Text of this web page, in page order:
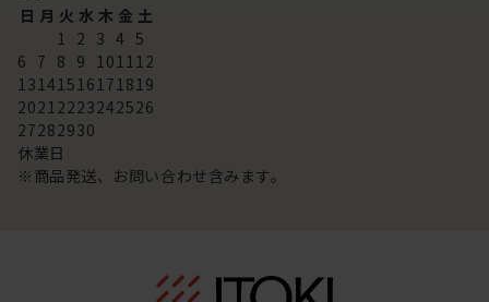
日 月 火 水 木 金 土
1 2 3 4 5
6 7 8 9 101112
13141516171819
20212223242526
27282930
休業日
※商品発送、お問い合わせ含みます。